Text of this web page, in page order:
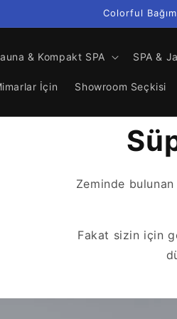
Colorful
& Kompakt SPA SPA &
İçin Showroom Seçkisi
Zeminde
Fakat sizin için